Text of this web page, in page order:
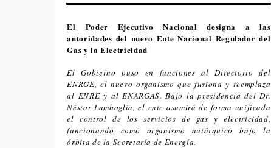
El Poder Ejecutivo Nacional designa a las
autoridades del nuevo Ente Nacional Regulador del
Gas y la Electricidad
El Gobierno puso en funciones al Directorio del
ENRGE, el nuevo organismo que fusiona y reemplaza
al ENRE y al ENARGAS. Bajo la presidencia del Dr.
Néstor Lamboglia, el ente asumirá de forma unificada
el control de los servicios de gas y electricidad,
funcionando como organismo autárquico bajo la
órbita de la Secretaría de Energía.